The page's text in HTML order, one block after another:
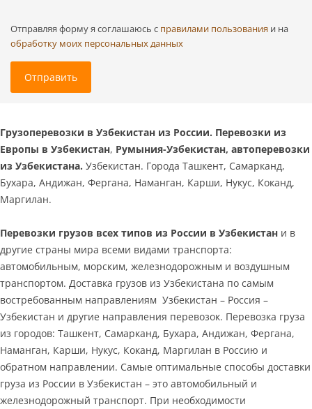
Отправляя форму я соглашаюсь c правилами пользования и на
обработку моих персональных данных
Отправить
Грузоперевозки в Узбекистан из России. Перевозки из
Европы в Узбекистан, Румыния-Узбекистан, автоперевозки
из Узбекистана. Узбекистан. Города Ташкент, Самарканд,
Бухара, Андижан, Фергана, Наманган, Карши, Нукус, Коканд,
Маргилан.
Перевозки грузов всех типов из России в Узбекистан и в
другие страны мира всеми видами транспорта:
автомобильным, морским, железнодорожным и воздушным
транспортом. Доставка грузов из Узбекистана по самым
востребованным направлениям Узбекистан – Россия –
Узбекистан и другие направления перевозок. Перевозка груза
из городов: Ташкент, Самарканд, Бухара, Андижан, Фергана,
Наманган, Карши, Нукус, Коканд, Маргилан в Россию и
обратном направлении. Самые оптимальные способы доставки
груза из России в Узбекистан – это автомобильный и
железнодорожный транспорт. При необходимости